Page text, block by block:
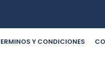
Y CONDICIONES